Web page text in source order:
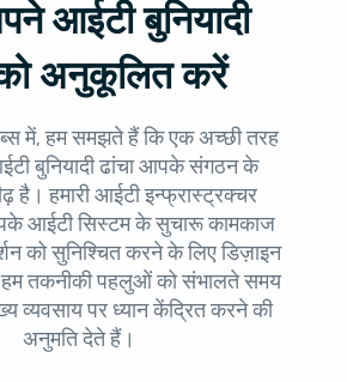
आईटी बुनियादी
अनुकूलित करें
में, हम समझते हैं कि एक अच्छी तरह
बुनियादी ढांचा आपके संगठन के
है। हमारी आईटी इन्फ्रास्ट्रक्चर
आईटी सिस्टम के सुचारू कामकाज
को सुनिश्चित करने के लिए डिज़ाइन
तकनीकी पहलुओं को संभालते समय
व्यवसाय पर ध्यान केंद्रित करने की
अनुमति देते हैं।